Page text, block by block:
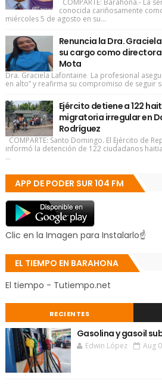
COMPARTE: Barahona.- La
conocida cariñosamente
miércoles 5 de agosto en su...
Renuncia la Dra.
su cargo como
Mota
Dra. Graciela Lafontaine La profesional
en alto” y reafirma su compromiso de seguir
Ejército detiene a 122
migratoria irregular en
Rodríguez
COMPARTE: Santo Domingo. El Ejército de
informó la detención de 122 ciudadanos
...
APP DE PODER SUR 104 FM
Clic en la Imagen para Instalarlo☝
EL TIEMPO EN BARAHONA
El tiempo - Tutiempo.net
RECIENTES
Gasolina y gasoil
Edwin López Aug